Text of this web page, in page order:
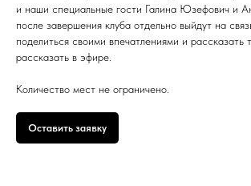
и наши специальные гости Галина Юзефович и
после завершения клуба отдельно выйдут на
поделиться своими впечатлениями и рассказать
рассказать в эфире.
Количество мест не ограничено.
Оставить заявку